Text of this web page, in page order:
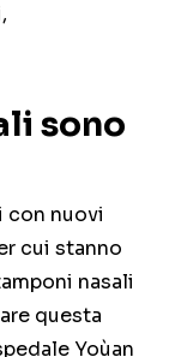
sono
con nuovi
cui stanno
nasali
questa
Yoùan